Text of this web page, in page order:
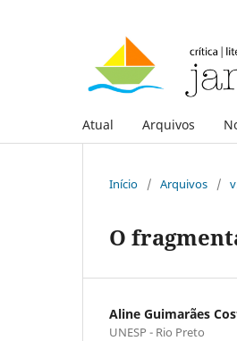
Atual Arquivos
Início / Arquivos /
O
Aline Guimarães
UNESP - Rio Preto